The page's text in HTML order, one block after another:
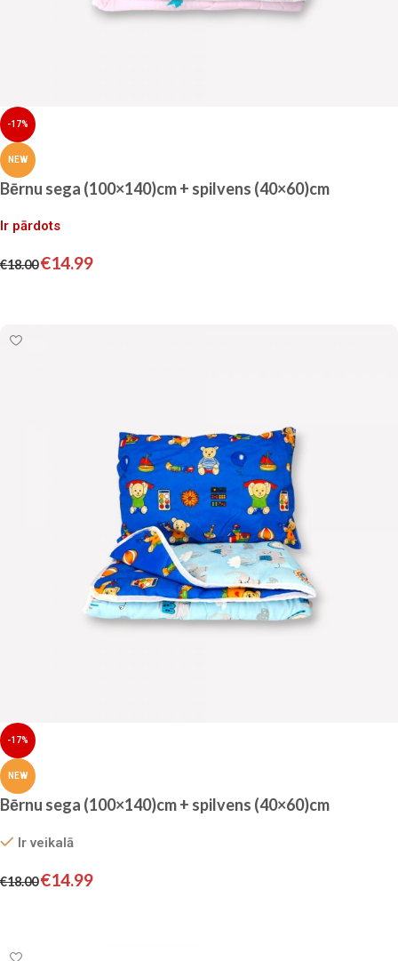
-17%
NEW
Bērnu sega (100×140)cm + spilvens (40×60)cm
Ir pārdots
€18.00€14.99
-17%
NEW
Bērnu sega (100×140)cm + spilvens (40×60)cm
Ir veikalā
€18.00€14.99